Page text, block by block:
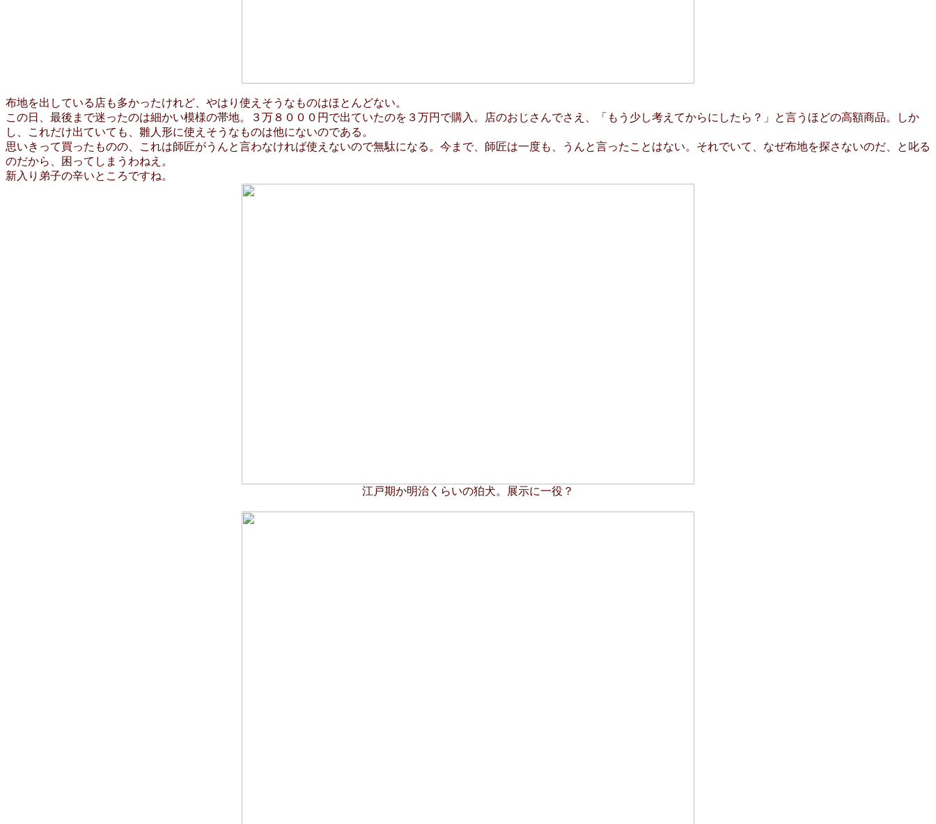
布地を出している店も多かったけれど、やはり使えそうなものはほとんどない。
この日、最後まで迷ったのは細かい模様の帯地。３万８０００円で出ていたのを３万円で購入。店のおじさんでさえ、「もう少し考えてからにしたら？」と言うほどの高額商品。しか
し、これだけ出ていても、雛人形に使えそうなものは他にないのである。
思いきって買ったものの、これは師匠がうんと言わなければ使えないので無駄になる。今まで、師匠は一度も、うんと言ったことはない。それでいて、なぜ布地を探さないのだ、と叱る
のだから、困ってしまうわねえ。
新入り弟子の辛いところですね。
江戸期か明治くらいの狛犬。展示に一役？